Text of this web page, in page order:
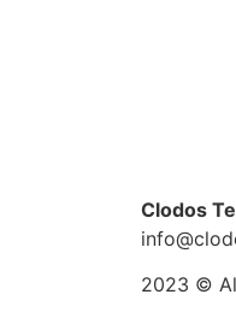
Clodos
2023 ©